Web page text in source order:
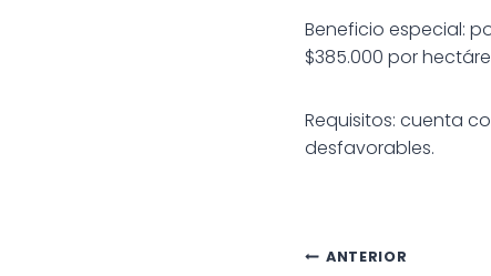
Beneficio especial:
$385.000 por
Requisitos: cuenta
desfavorables.
ANTERIOR